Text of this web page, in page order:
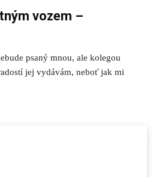
vozem –
psaný mnou, ale kolegou
jej vydávám, neboť jak mi